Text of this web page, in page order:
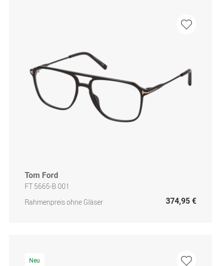
Tom Ford
FT 5665-B 001
Rahmenpreis ohne Gläser
374,95 €
Neu